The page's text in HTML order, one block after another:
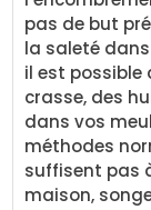
pas de but
la saleté
il est possible
crasse, des
dans vos
méthodes
suffisent pas
maison,